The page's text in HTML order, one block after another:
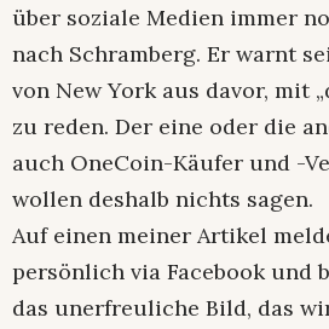
über soziale Medien immer
nach Schramberg. Er warnt
von New York aus davor, mit
zu reden. Der eine oder die
auch OneCoin-Käufer und -
wollen deshalb nichts sagen.
Auf einen meiner Artikel
persönlich via Facebook und
das unerfreuliche Bild, das